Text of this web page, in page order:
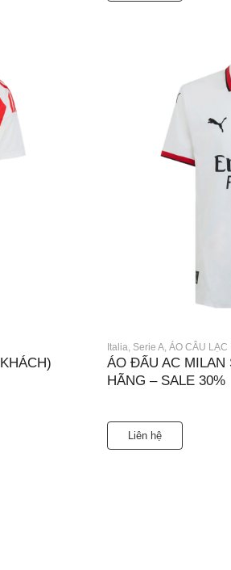
Italia, Serie A, ÁO CÂU LẠC
ÁO ĐẤU AC MILAN
HÃNG – SALE 30%
Liên hệ